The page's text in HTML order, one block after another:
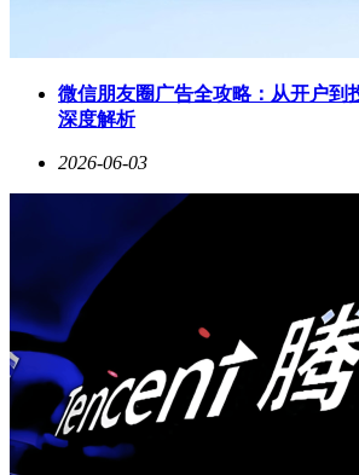
微信朋友圈广告全攻略：从开户到
深度解析
2026-06-03